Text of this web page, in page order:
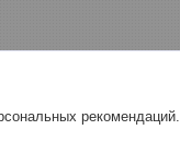
рекомендаций.